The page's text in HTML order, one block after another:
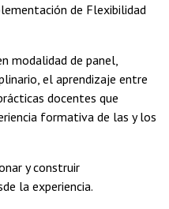
de Flexibilidad
modalidad de panel,
el aprendizaje entre
docentes que
formativa de las y los
y construir
la experiencia.